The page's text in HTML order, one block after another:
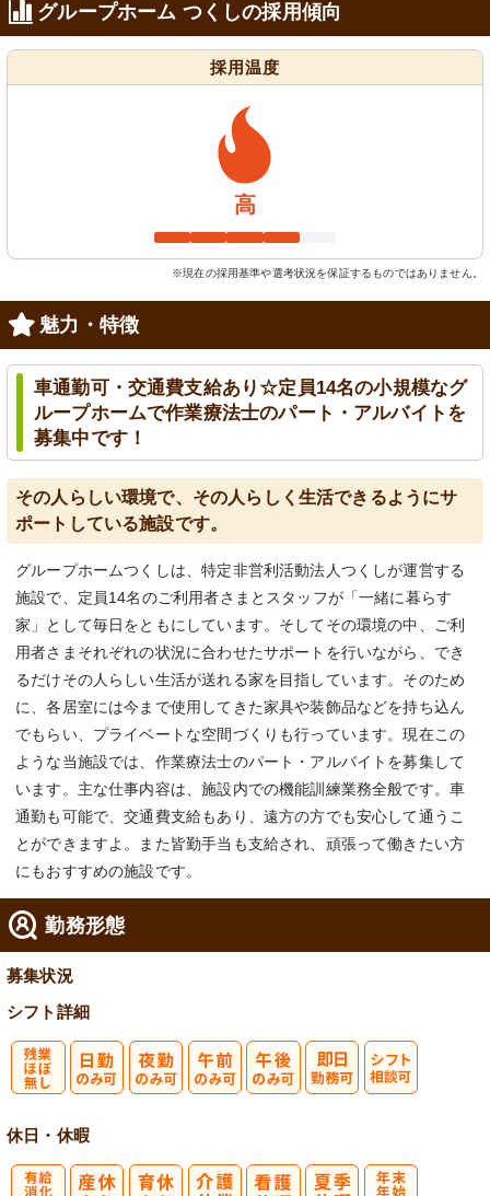
グループホーム つくしの採用傾向
採用温度
高
※現在の採用基準や選考状況を保証するものではありません。
魅力・特徴
車通勤可・交通費支給あり☆定員14名の小規模なグ
ループホームで作業療法士のパート・アルバイトを
募集中です！
その人らしい環境で、その人らしく生活できるようにサ
ポートしている施設です。
グループホームつくしは、特定非営利活動法人つくしが運営する
施設で、定員14名のご利用者さまとスタッフが「一緒に暮らす
家」として毎日をともにしています。そしてその環境の中、ご利
用者さまそれぞれの状況に合わせたサポートを行いながら、でき
るだけその人らしい生活が送れる家を目指しています。そのため
に、各居室には今まで使用してきた家具や装飾品などを持ち込ん
でもらい、プライベートな空間づくりも行っています。現在この
ような当施設では、作業療法士のパート・アルバイトを募集して
います。主な仕事内容は、施設内での機能訓練業務全般です。車
通勤も可能で、交通費支給もあり、遠方の方でも安心して通うこ
とができますよ。また皆勤手当も支給され、頑張って働きたい方
にもおすすめの施設です。
勤務形態
募集状況
シフト詳細
休日・休暇